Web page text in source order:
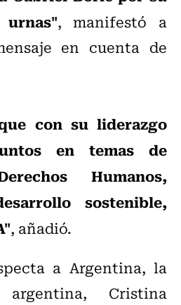
, manifestó a
en cuenta de
con su liderazgo
en temas de
Humanos,
sostenible,
, añadió.
a Argentina, la
argentina, Cristina